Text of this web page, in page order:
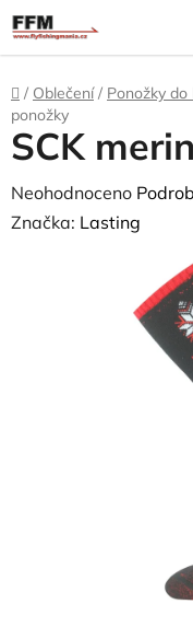
Přejít
na
obsah
Domů
/ Oblečení / Ponožky
ponožky
SCK
Průměrné
hodnocení
Neohodnoceno
Značka: Lasting